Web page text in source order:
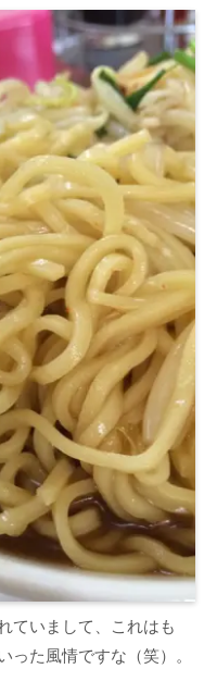
ていまして、これはも
った風情ですな（笑）。